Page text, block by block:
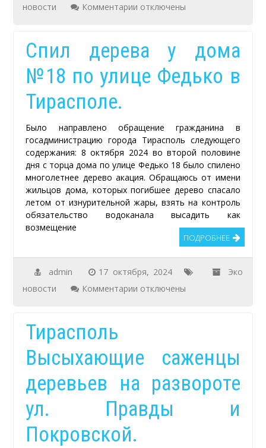
новости
Комментарии к
растений,
которые
растут
отключены
Спил дерева у дома
№18 по улице Федько в
Тирасполе.
Было направлено обращение гражданина в
госадминистрацию города Тирасполь следующего
содержания: 8 октября 2024 во второй половине
дня с торца дома по улице Федько 18 было спилено
многолетнее дерево акация. Обращаюсь от имени
жильцов дома, которых погибшее дерево спасало
летом от изнурительной жары, взять на контроль
обязательство водоканала высадить как
возмещение
ПОДРОБНЕЕ
admin 17 октября, 2024
Эко
новости
Комментарии к
у
№18
по
улице
отключены
Тирасполь
Высыхающие саженцы
деревьев на развороте
ул. Правды и
Покровской.